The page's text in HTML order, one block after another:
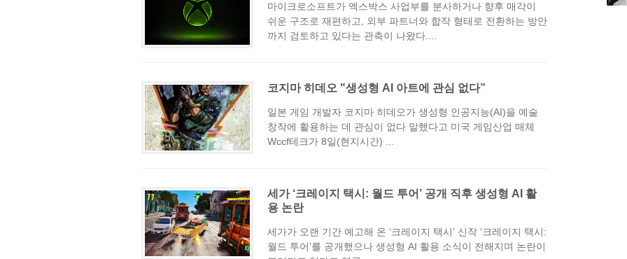
마이크로소프트가 엑스박스 사업부를 분사하거나 향후 매각이
쉬운 구조로 재편하고, 외부 파트너와 합작 형태로 전환하는 방안
까지 검토하고 있다는 관측이 나왔다....
코지마 히데오 "생성형 AI 아트에 관심 없다”
일본 게임 개발자 코지마 히데오가 생성형 인공지능(AI)을 예술
창작에 활용하는 데 관심이 없다 말했다고 미국 게임산업 매체
Wccf테크가 8일(현지시간) ...
세가 ‘크레이지 택시: 월드 투어’ 공개 직후 생성형 AI 활
용 논란
세가가 오랜 기간 예고해 온 ‘크레이지 택시’ 신작 ‘크레이지 택시:
월드 투어’를 공개했으나 생성형 AI 활용 소식이 전해지며 논란이